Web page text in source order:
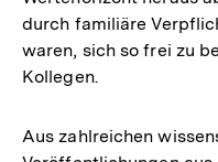
durch familiäre
waren, sich so frei zu
Kollegen.
Aus zahlreichen